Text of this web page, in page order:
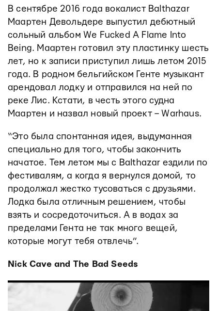
В сентябре 2016 года вокалист Balthazar
Маартен Девольдере выпустил дебютный
сольный альбом We Fucked A Flame Into
Being. Маартен готовил эту пластинку шесть
лет, но к записи приступил лишь летом 2015
года. В родном бельгийском Генте музыкант
арендовал лодку и отправился на ней по
реке Лис. Кстати, в честь этого судна
Маартен и назвал новый проект – Warhaus.
“Это была спонтанная идея, выдуманная
специально для того, чтобы закончить
начатое. Тем летом мы с Balthazar ездили по
фестивалям, а когда я вернулся домой, то
продолжал жестко тусоваться с друзьями.
Лодка была отличным решением, чтобы
взять и сосредоточиться. А в водах за
пределами Гента не так много вещей,
которые могут тебя отвлечь”.
Nick Cave and The Bad Seeds